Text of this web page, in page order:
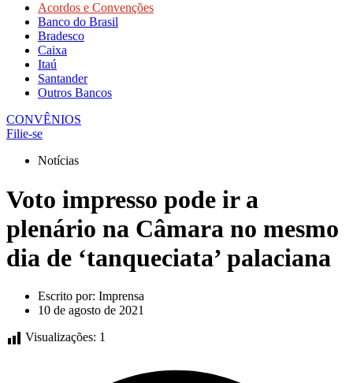
Acordos e Convenções
Banco do Brasil
Bradesco
Caixa
Itaú
Santander
Outros Bancos
CONVÊNIOS
Filie-se
Notícias
Voto impresso pode ir a
plenário na Câmara no mesmo
dia de ‘tanqueciata’ palaciana
Escrito por: Imprensa
10 de agosto de 2021
Visualizações: 1